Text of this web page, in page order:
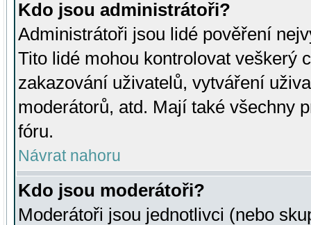
Kdo jsou administrátoři?
Administrátoři jsou lidé pověření
Tito lidé mohou kontrolovat veškerý
zakazování uživatelů, vytváření
moderátorů, atd. Mají také všechny
fóru.
Návrat nahoru
Kdo jsou moderátoři?
Moderátoři jsou jednotlivci (nebo